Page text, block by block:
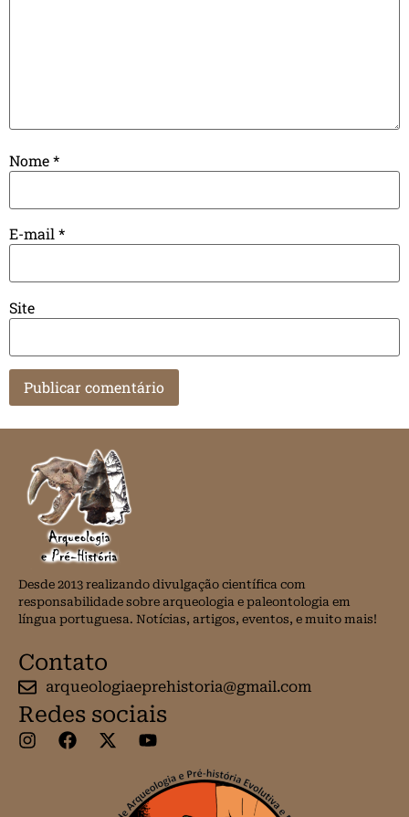
Nome*
E-mail*
Site
Desde 2013 realizando divulgação científica com
responsabilidade sobre arqueologia e paleontologia em
língua portuguesa. Notícias, artigos, eventos, e muito mais!
Contato
arqueologiaeprehistoria@gmail.com
Redes sociais